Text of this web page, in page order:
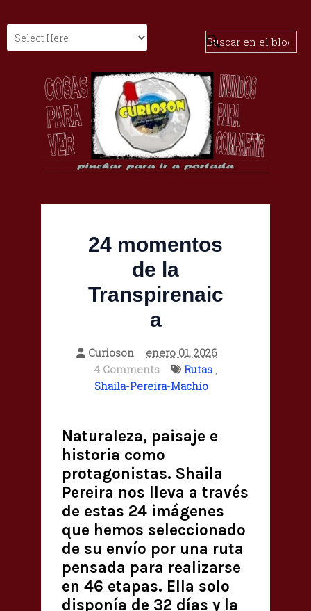
24 momentos
de la
Transpirenaic
a
Curioson
enero 01, 2026
4 Comments
Rutas,
Shaila-Pereira-Machio
Naturaleza, paisaje e
historia como
protagonistas. Shaila
Pereira nos lleva a través
de estas 24 imágenes
que hemos seleccionado
de su envío por una ruta
pensada para realizarse
en 46 etapas. Ella solo
disponía de 32 días y la